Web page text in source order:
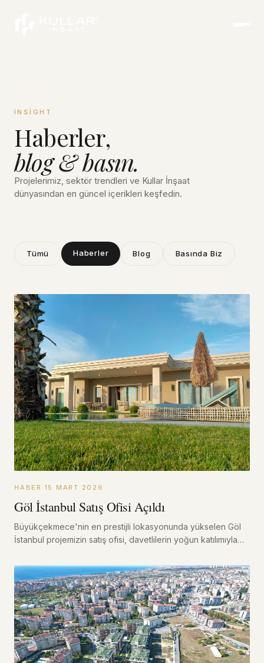
INSIGHT
Haberler,
blog & basın.
Projelerimiz, sektör trendleri ve Kullar İnşaat
dünyasından en güncel içerikleri keşfedin.
Tümü Haberler Blog Basında Biz
HABER 15 MART 2026
Göl İstanbul Satış Ofisi Açıldı
Büyükçekmece'nin en prestijli lokasyonunda yükselen Göl
İstanbul projemizin satış ofisi, davetlilerin yoğun katılımıyla